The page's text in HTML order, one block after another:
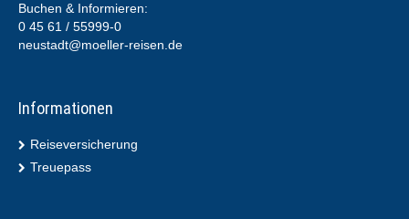
Buchen & Informieren:
0 45 61 / 55999-0
neustadt@moeller-reisen.de
Informationen
Reiseversicherung
Treuepass